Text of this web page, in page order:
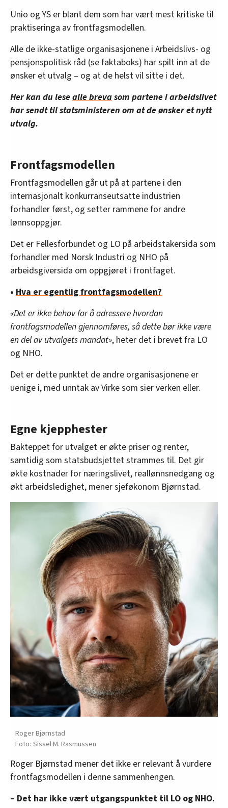
Unio og YS er blant dem som har vært mest kritiske til
praktiseringa av frontfagsmodellen.
Alle de ikke-statlige organisasjonene i Arbeidslivs- og
pensjonspolitisk råd (se faktaboks) har spilt inn at de
ønsker et utvalg – og at de helst vil sitte i det.
Her kan du lesealle brevasom partene i arbeidslivet
har sendt til statsministeren om at de ønsker et nytt
utvalg.
Frontfagsmodellen
Frontfagsmodellen går ut på at partene i den
internasjonalt konkurranseutsatte industrien
forhandler først, og setter rammene for andre
lønnsoppgjør.
Det er Fellesforbundet og LO på arbeidstakersida som
forhandler med Norsk Industri og NHO på
arbeidsgiversida om oppgjøret i frontfaget.
• Hva er egentlig frontfagsmodellen?
«Det er ikke behov for å adressere hvordan
frontfagsmodellen gjennomføres, så dette bør ikke være
en del av utvalgets mandat», heter det i brevet fra LO
og NHO.
Det er dette punktet de andre organisasjonene er
uenige i, med unntak av Virke som sier verken eller.
Egne kjepphester
Bakteppet for utvalget er økte priser og renter,
samtidig som statsbudsjettet strammes til. Det gir
økte kostnader for næringslivet, reallønnsnedgang og
økt arbeidsledighet, mener sjeføkonom Bjørnstad.
Roger Bjørnstad
Sissel M. Rasmussen
Roger Bjørnstad mener det ikke er relevant å vurdere
frontfagsmodellen i denne sammenhengen.
– Det har ikke vært utgangspunktet til LO og NHO.